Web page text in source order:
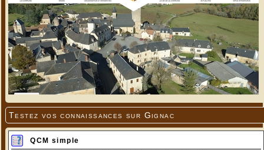
Testez vos connaissances sur Gignac
QCM simple